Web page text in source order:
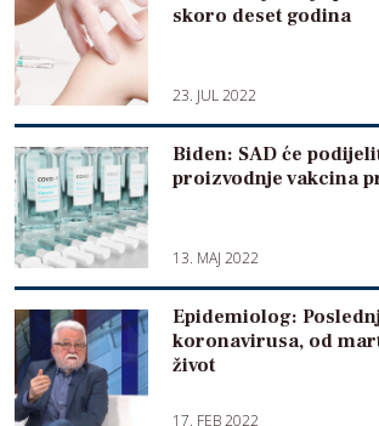
skoro deset godina
23. JUL 2022
Biden: SAD će
proizvodnje vakcina
13. MAJ 2022
Epidemiolog:
koronavirusa, od
život
17. FEB 2022